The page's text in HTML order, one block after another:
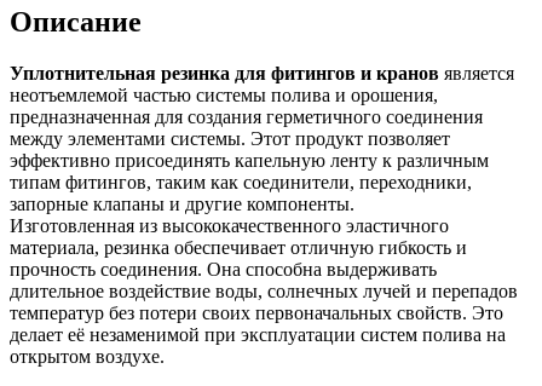
Описание
Уплотнительная резинка для фитингов и кранов является
неотъемлемой частью системы полива и орошения,
предназначенная для создания герметичного соединения
между элементами системы. Этот продукт позволяет
эффективно присоединять капельную ленту к различным
типам фитингов, таким как соединители, переходники,
запорные клапаны и другие компоненты.
Изготовленная из высококачественного эластичного
материала, резинка обеспечивает отличную гибкость и
прочность соединения. Она способна выдерживать
длительное воздействие воды, солнечных лучей и перепадов
температур без потери своих первоначальных свойств. Это
делает её незаменимой при эксплуатации систем полива на
открытом воздухе.